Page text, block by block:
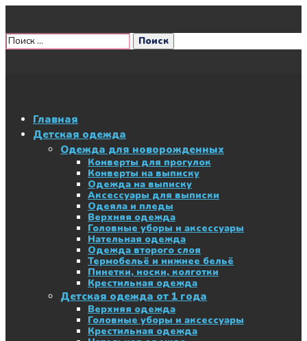
Главная
Детская одежда
Одежда для новорожденных
Конверты для прогулок
Конверты на выписку
Одежда на выписку
Аксессуары для выписки
Одеяла и пледы
Верхняя одежда
Головные уборы и аксессуары
Нательная одежда
Одежда второго слоя
Термобельё и нижнее бельё
Пинетки, носки, колготки
Крестильная одежда
Детская одежда от 1 года
Верхняя одежда
Головные уборы и аксессуары
Крестильная одежда